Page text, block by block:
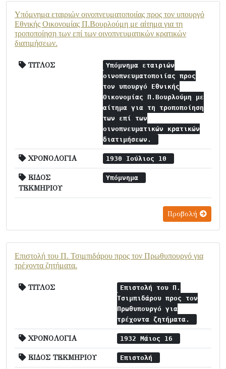
Υπόμνημα εταιριών οινοπνευματοποιίας προς τον υπουργό
Εθνικής Οικονομίας Π.Βουρλούμη με αίτημα για τη
τροποποίηση των επί των οινοπνευματικών κρατικών
διατιμήσεων.
ΤΙΤΛΟΣ
Υπόμνημα εταιριών
οινοπνευματοποιίας προς
τον υπουργό Εθνικής
Οικονομίας Π.Βουρλούμη με
αίτημα για τη τροποποίηση
των επί των
οινοπνευματικών κρατικών
διατιμήσεων.
ΧΡΟΝΟΛΟΓΙΑ 1930 Ιούλιος 10
ΕΙΔΟΣ
ΤΕΚΜΗΡΙΟΥ
Υπόμνημα
Προβολή
Επιστολή του Π. Τσιμπιδάρου προς τον Πρωθυπουργό για
τρέχοντα ζητήματα.
ΤΙΤΛΟΣ
Επιστολή του Π.
Τσιμπιδάρου προς τον
Πρωθυπουργό για
τρέχοντα ζητήματα.
ΧΡΟΝΟΛΟΓΙΑ 1932 Μάιος 16
ΕΙΔΟΣ ΤΕΚΜΗΡΙΟΥ Επιστολή